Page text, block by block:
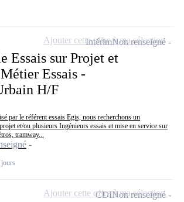
Essais sur Projet et
Essais -
H/F
par le référent essais Egis, nous recherchons un
et/ou plusieurs Ingénieurs essais et mise en service sur
tramway...
IntérimNon renseigné
Ajouter cette offre à ma sélection
CDINon renseigné
Ajouter cette offre à ma sélection